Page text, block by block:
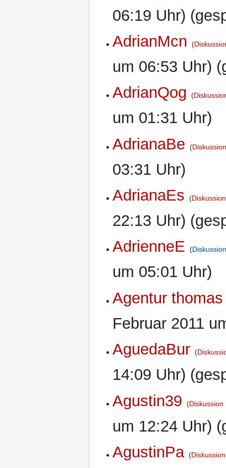
06:19 Uhr)
AdrianMcn
um 06:53 Uhr)
AdrianQog
um 01:31 Uhr)
AdrianaBe
03:31 Uhr)
AdrianaEs
Diskussion
22:13 Uhr)
AdrienneE
um 05:01 Uhr)
Agentur
Februar 2011
AguedaBur
14:09 Uhr)
Agustin39
Diskussion
um 12:24 Uhr)
AgustinPa
Diskussion